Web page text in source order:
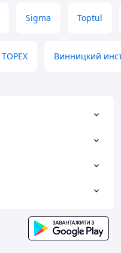
Sigma Toptul
TOPEX Винницкий